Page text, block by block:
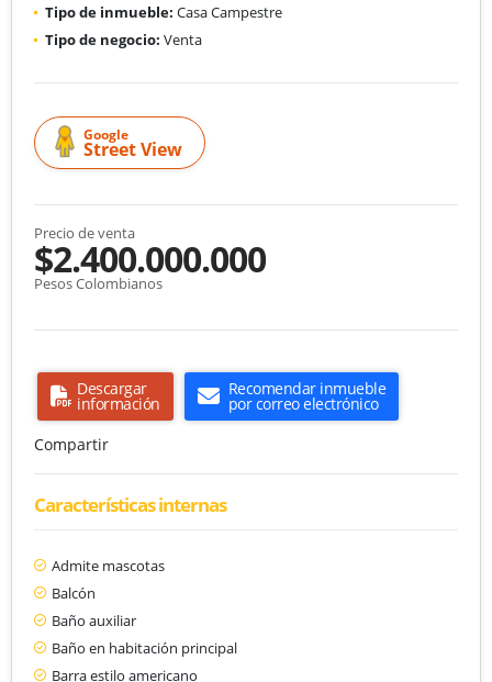
Tipo de inmueble: Casa Campestre
Tipo de negocio: Venta
Google
Street View
Precio de venta
$2.400.000.000
Pesos Colombianos
Descargar
información
Recomendar inmueble
por correo electrónico
Compartir
Características internas
Admite mascotas
Balcón
Baño auxiliar
Baño en habitación principal
Barra estilo americano